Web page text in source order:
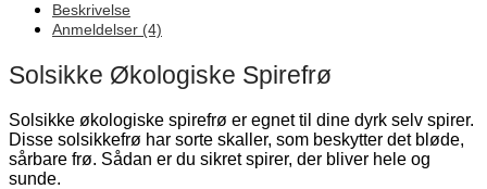
Beskrivelse
Anmeldelser (4)
Solsikke Økologiske Spirefrø
Solsikke økologiske spirefrø er egnet til dine dyrk selv spirer.
Disse solsikkefrø har sorte skaller, som beskytter det bløde,
sårbare frø. Sådan er du sikret spirer, der bliver hele og
sunde.